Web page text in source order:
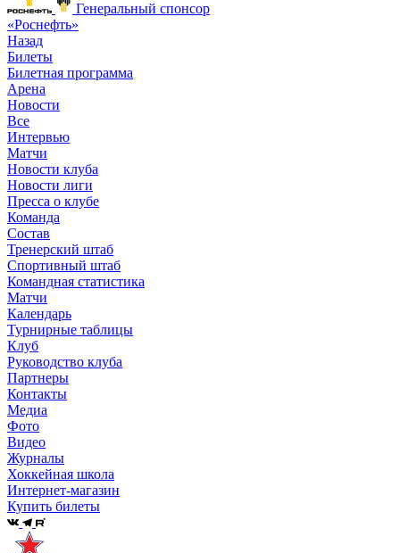
Генеральный спонсор
«Роснефть»
Назад
Билеты
Билетная программа
Арена
Новости
Все
Интервью
Матчи
Новости клуба
Новости лиги
Пресса о клубе
Команда
Состав
Тренерский штаб
Спортивный штаб
Командная статистика
Матчи
Календарь
Турнирные таблицы
Клуб
Руководство клуба
Партнеры
Контакты
Медиа
Фото
Видео
Журналы
Хоккейная школа
Интернет-магазин
Купить билеты